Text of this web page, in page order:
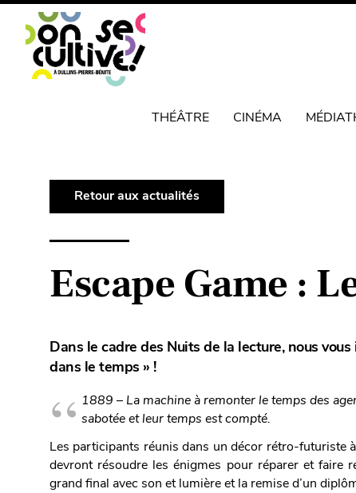
THÉÂTRE CINÉMA
Retour aux actualités
Escape Game :
Dans le cadre des Nuits de la lecture, nous
dans le temps » !
1889 – La machine à remonter le temps des
sabotéeet leur temps est compté.
Les participants réunis dans un décor rétro-futuriste
devront résoudre les énigmes pour réparer et faire
grand final avec son et lumière et la remise d’un